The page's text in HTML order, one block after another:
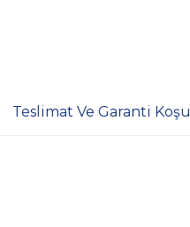
Teslimat Ve Garanti